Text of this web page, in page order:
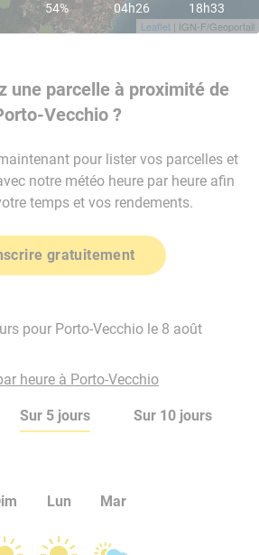
Leaflet | IGN-F/Geoportail
54% 04h26 18h33
une parcelle à proximité de
Vecchio ?
pour lister vos parcelles et
notre météo heure par heure afin
temps et vos rendements.
gratuitement
pour Porto-Vecchio le 8 août
heure à Porto-Vecchio
Sur 5 jours Sur 10 jours
Lun Mar